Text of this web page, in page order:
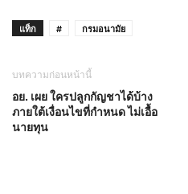
แท็ก # กรมอนามัย
บทความก่อนหน้านี้
อย. เผย ใครปลูกกัญชาได้บ้าง
ภายใต้เงื่อนไขที่กำหนด ไม่เอื้อ
นายทุน